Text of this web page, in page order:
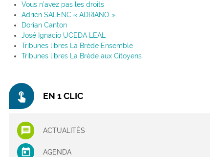
Vous n’avez pas les droits
Adrien SALENC « ADRIANO »
Dorian Canton
José Ignacio UCEDA LEAL
Tribunes libres La Brède Ensemble
Tribunes libres La Brède aux Citoyens
touch_app EN 1 CLIC
ACTUALITÉS
AGENDA